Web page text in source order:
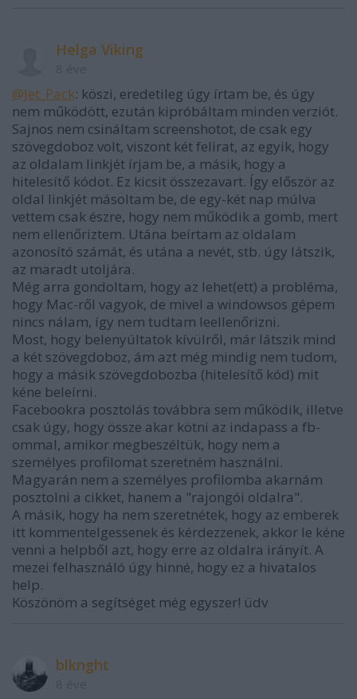
Helga Viking
@Jet_Pack: köszi, eredetileg úgy írtam be, és úgy
nem működött, ezután kipróbáltam minden verziót.
Sajnos nem csináltam screenshotot, de csak egy
szövegdoboz volt, viszont két felirat, az egyik, hogy
az oldalam linkjét írjam be, a másik, hogy a
hitelesítő kódot. Ez kicsit összezavart. Így először az
oldal linkjét másoltam be, de egy-két nap múlva
vettem csak észre, hogy nem működik a gomb, mert
nem ellenőriztem. Utána beírtam az oldalam
azonosító számát, és utána a nevét, stb. úgy látszik,
az maradt utoljára.
Még arra gondoltam, hogy az lehet(ett) a probléma,
hogy Mac-ről vagyok, de mivel a windowsos gépem
nincs nálam, így nem tudtam leellenőrizni.
Most, hogy belenyúltatok kívülről, már látszik mind
a két szövegdoboz, ám azt még mindig nem tudom,
hogy a másik szövegdobozba (hitelesítő kód) mit
kéne beleírni.
Facebookra posztolás továbbra sem működik, illetve
csak úgy, hogy össze akar kötni az indapass a fb-
ommal, amikor megbeszéltük, hogy nem a
személyes profilomat szeretném használni.
Magyarán nem a személyes profilomba akarnám
posztolni a cikket, hanem a "rajongói oldalra".
A másik, hogy ha nem szeretnétek, hogy az emberek
itt kommentelgessenek és kérdezzenek, akkor le kéne
venni a helpből azt, hogy erre az oldalra irányít. A
mezei felhasználó úgy hinné, hogy ez a hivatalos
help.
Köszönöm a segítséget még egyszer! üdv
blknght